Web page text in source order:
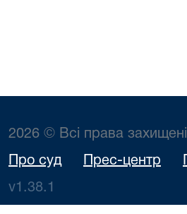
2026 © Всі права захищені
Про суд Прес-центр
v1.38.1